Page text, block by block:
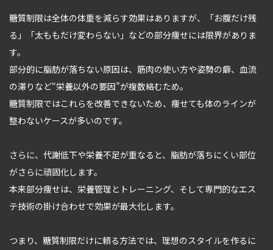
糖質制限は全体の体重を減らす効果はありますが、「お腹だけ残
る」「太ももだけ変わらない」などの部分痩せには限界がありま
す。
部分的に脂肪が落ちない原因は、筋肉の使い方や姿勢の癖、血流
の滞りなど“栄養以外の要因”が複数絡むため。
糖質制限ではこれらを改善できないため、痩せても体のラインが
整わないケースが多いのです。
さらに、代謝低下や栄養不足が重なると、脂肪が落ちにくい部位
がさらに頑固化します。
本来部分痩せは、栄養管理とトレーニング、そして専門的なエス
テ技術の掛け合わせで効果が最大化します。
つまり、糖質制限だけに頼る方法では、理想のスタイルを作るに